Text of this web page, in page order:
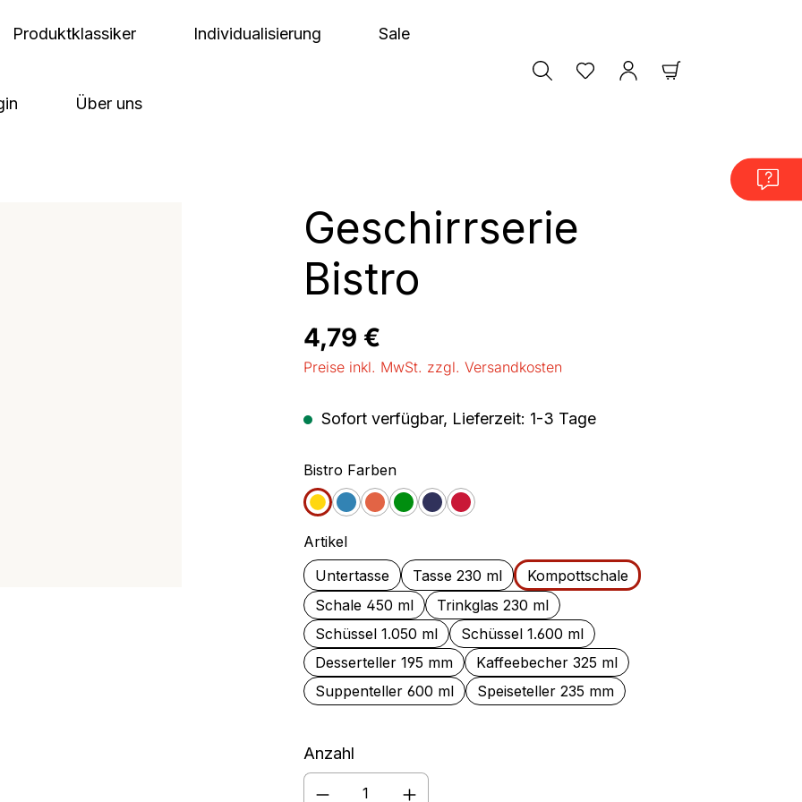
Produktklassiker
Rührbecher
Individualisierung Sale
Über uns
Geschirrserie
Bistro
Regulärer Preis:
4,79 €
Preise inkl. MwSt. zzgl. Versandkosten
Sofort verfügbar, Lieferzeit: 1-3 Tage
Bistro Farbenauswählen
GelbBlauOrange
GrünJeansCherry
Artikelauswählen
Untertasse
Tasse 230 ml
Kompottschale
Schale 450 ml
Trinkglas 230 ml
Schüssel 1.050 ml
Schüssel 1.600 ml
Desserteller 195 mm
Kaffeebecher 325 ml
Suppenteller 600 ml
Speiseteller 235 mm
Anzahl
Produkt Anzahl: Gib den gewünschten Wert